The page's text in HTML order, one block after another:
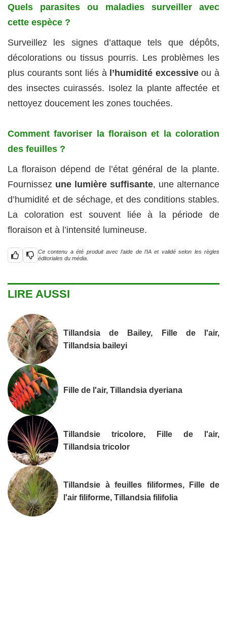
Quels parasites ou maladies surveiller avec
cette espèce ?
Surveillez les signes d’attaque tels que dépôts,
décolorations ou tissus pourris. Les problèmes les
plus courants sont liés à l’humidité excessiveou à
des insectes cuirassés. Isolez la plante affectée et
nettoyez doucement les zones touchées.
Comment favoriser la floraison et la coloration
des feuilles ?
La floraison dépend de l’état général de la plante.
Fournissez une lumière suffisante, une alternance
d’humidité et de séchage, et des conditions stables.
La coloration est souvent liée à la période de
floraison et à l’intensité lumineuse.
Ce contenu a été produit avec l’aide de l’IA et validé selon les règles
éditoriales du média.
LIRE AUSSI
Tillandsia de Bailey, Fille de l'air,
Tillandsia baileyi
Fille de l'air, Tillandsia dyeriana
Tillandsie tricolore, Fille de l'air,
Tillandsia tricolor
Tillandsie à feuilles filiformes, Fille de
l'air filiforme, Tillandsia filifolia